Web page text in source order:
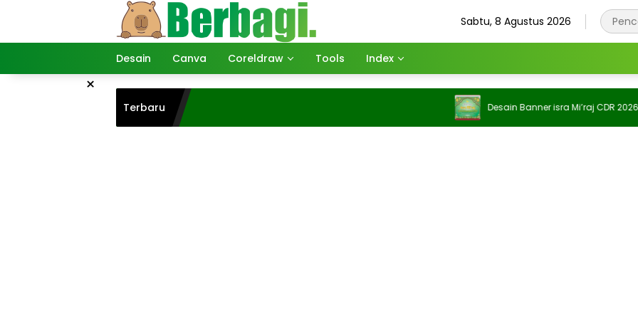
Sabtu, 8 Agustus 2026
Desain Canva Coreldraw Tools Index
×
Terbaru Desain Banner isra Mi’raj CDR 2026